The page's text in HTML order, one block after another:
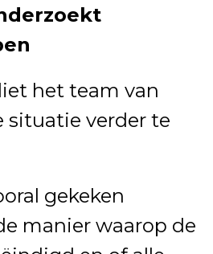
het team van
situatie verder te
gekeken
manier waarop de